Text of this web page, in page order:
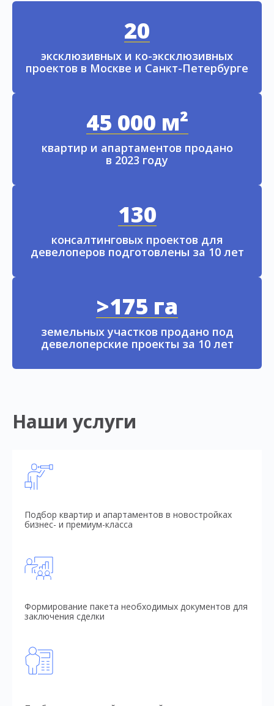
20
эксклюзивных и ко-эксклюзивных
проектов в Москве и Санкт-Петербурге
45 000 м²
квартир и апартаментов продано
в 2023 году
130
консалтинговых проектов для
девелоперов подготовлены за 10 лет
>175 га
земельных участков продано под
девелоперские проекты за 10 лет
Наши услуги
Подбор квартир и апартаментов в новостройках
бизнес- и премиум-класса
Формирование пакета необходимых документов для
заключения сделки